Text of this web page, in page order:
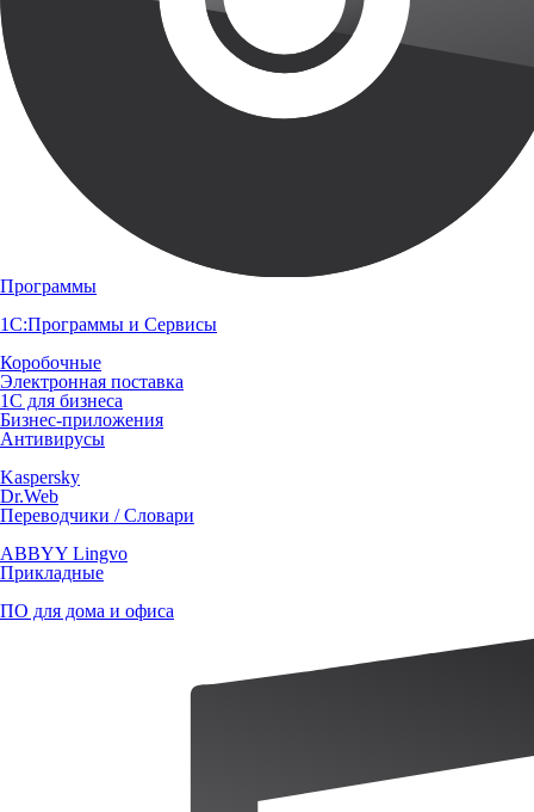
Программы
1С:Программы и Сервисы
Коробочные
Электронная поставка
1С для бизнеса
Бизнес-приложения
Антивирусы
Kaspersky
Dr.Web
Переводчики / Словари
ABBYY Lingvo
Прикладные
ПО для дома и офиса